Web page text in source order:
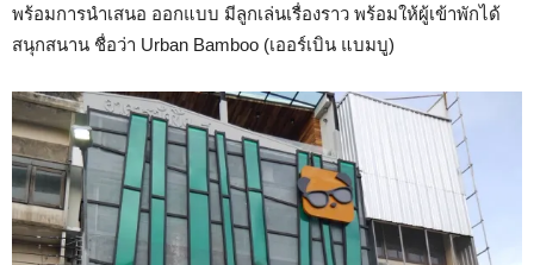
พร้อมการนำเสนอ ออกแบบ มีลูกเล่นเรื่องราว พร้อมให้ผู้เข้าพักได้
สนุกสนาน ชื่อว่า Urban Bamboo (เออร์เบิน แบมบู)